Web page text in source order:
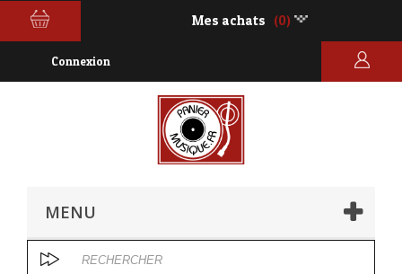
Mes achats (0)
Connexion
MENU